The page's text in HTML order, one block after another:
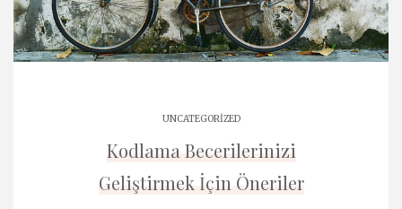
UNCATEGORIZED
Kodlama Becerilerinizi
Geliştirmek İçin Öneriler